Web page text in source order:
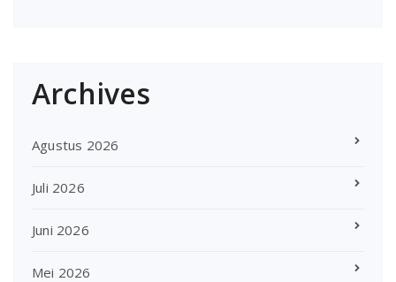
Archives
Agustus 2026
Juli 2026
Juni 2026
Mei 2026